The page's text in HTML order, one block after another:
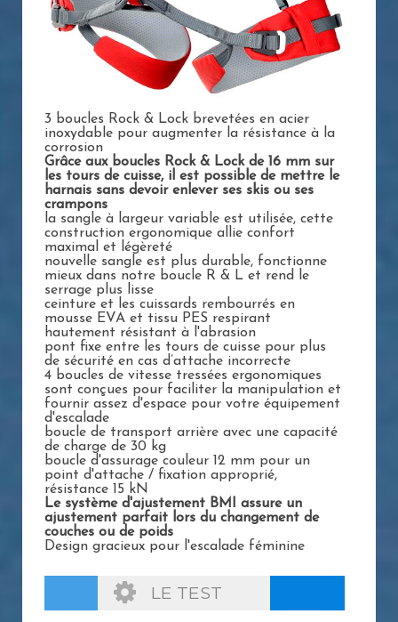
3 boucles Rock & Lock brevetées en acier
inoxydable pour augmenter la résistance à la
corrosion
Grâce aux boucles Rock & Lock de 16 mm sur
les tours de cuisse, il est possible de mettre le
harnais sans devoir enlever ses skis ou ses
crampons
la sangle à largeur variable est utilisée, cette
construction ergonomique allie confort
maximal et légèreté
nouvelle sangle est plus durable, fonctionne
mieux dans notre boucle R & L et rend le
serrage plus lisse
ceinture et les cuissards rembourrés en
mousse EVA et tissu PES respirant
hautement résistant à l'abrasion
pont fixe entre les tours de cuisse pour plus
de sécurité en cas d’attache incorrecte
4 boucles de vitesse tressées ergonomiques
sont conçues pour faciliter la manipulation et
fournir assez d'espace pour votre équipement
d'escalade
boucle de transport arrière avec une capacité
de charge de 30 kg
boucle d'assurage couleur 12 mm pour un
point d'attache / fixation approprié,
résistance 15 kN
Le système d'ajustement BMI assure un
ajustement parfait lors du changement de
couches ou de poids
Design gracieux pour l'escalade féminine
LE TEST